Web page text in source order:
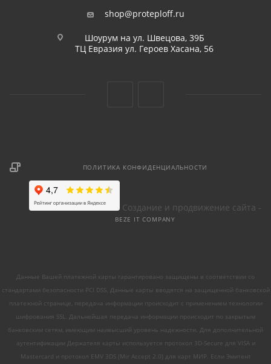
shop@proteploff.ru
Шоурум на ул. Швецова, 39Б
ТЦ Евразия ул. Героев Хасана, 56
ПОЛИТИКА КОНФИДЕНЦИАЛЬНОСТИ
Создание и продвижение сайта -
BEZE IT COMPANY
Данные Вашей платежной карты гарантировано защищены в соответствии со
стандартами безопасности PCI DSS. Данные карты вводятся на защищенной банковской
платежной странице, передача информации происходит с применением технологии
шифрования SSL. Дальнейшая передача информации происходит по закрытым
банковским сетям, имеющим наивысший уровень надежности. Для дополнительной
аутентификации Держателя карты используется протокол 3D-Secure для VISA и
Mastercard и протокол EMV 3DS (Mir Accept 2.0) для карт МИР. Если Эмитент